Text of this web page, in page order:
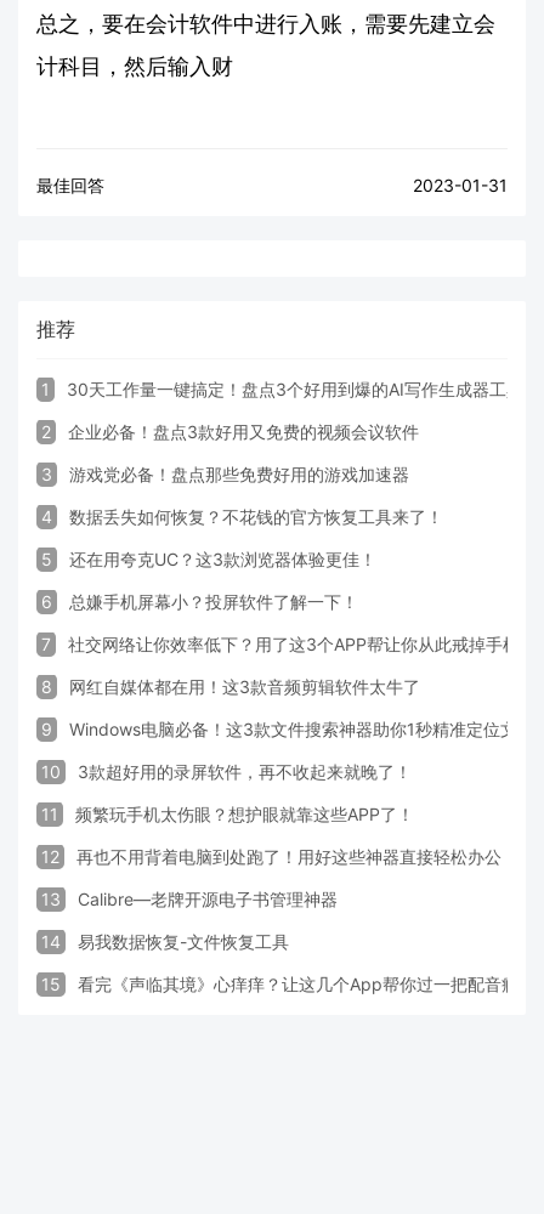
总之，要在会计软件中进行入账，需要先建立会
计科目，然后输入财
最佳回答 2023-01-31
推荐
1 30天工作量一键搞定！盘点3个好用到爆的AI写作生成器工具
2 企业必备！盘点3款好用又免费的视频会议软件
3 游戏党必备！盘点那些免费好用的游戏加速器
4 数据丢失如何恢复？不花钱的官方恢复工具来了！
5 还在用夸克UC？这3款浏览器体验更佳！
6 总嫌手机屏幕小？投屏软件了解一下！
7 社交网络让你效率低下？用了这3个APP帮让你从此戒掉手机！
8 网红自媒体都在用！这3款音频剪辑软件太牛了
9 Windows电脑必备！这3款文件搜索神器助你1秒精准定位文件
10 3款超好用的录屏软件，再不收起来就晚了！
11 频繁玩手机太伤眼？想护眼就靠这些APP了！
12 再也不用背着电脑到处跑了！用好这些神器直接轻松办公
13 Calibre—老牌开源电子书管理神器
14 易我数据恢复-文件恢复工具
15 看完《声临其境》心痒痒？让这几个App帮你过一把配音瘾